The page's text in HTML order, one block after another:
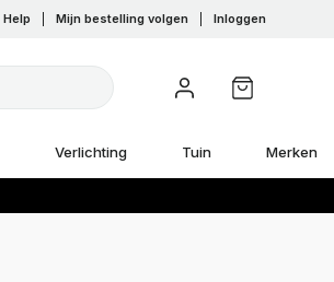
Help Mijn bestelling volgen Inloggen
Verlichting Tuin Merken